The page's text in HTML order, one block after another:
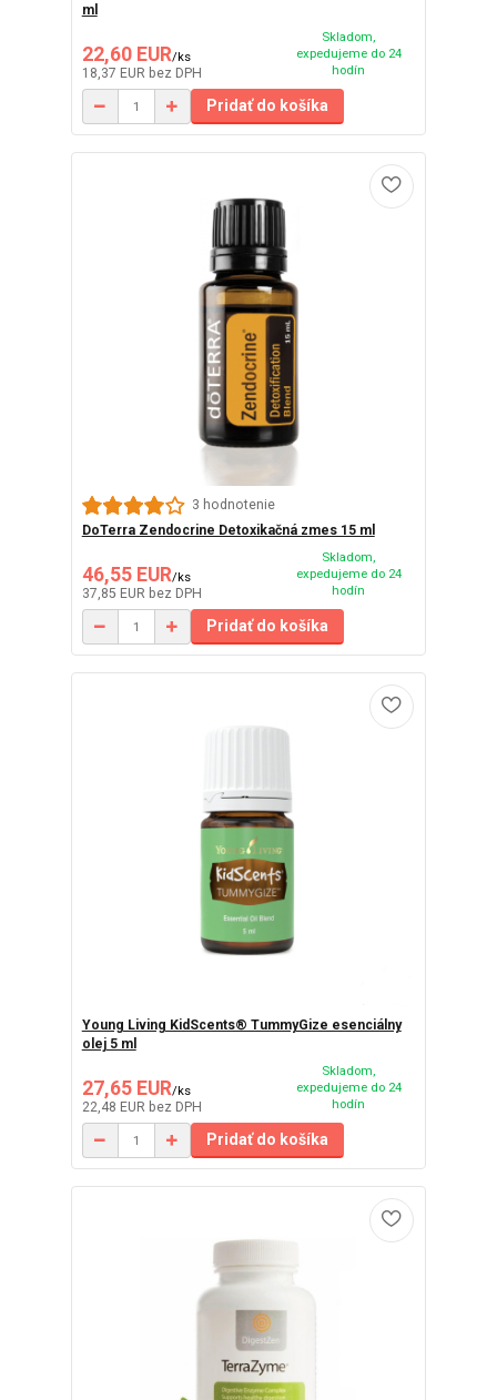
ml
22,60 EUR/ks
18,37 EUR bez DPH
Skladom,
expedujeme do 24
hodín
Pridať do košíka
3 hodnotenie
DoTerra Zendocrine Detoxikačná zmes 15 ml
46,55 EUR/ks
37,85 EUR bez DPH
Skladom,
expedujeme do 24
hodín
Pridať do košíka
Young Living KidScents® TummyGize esenciálny
olej 5 ml
27,65 EUR/ks
22,48 EUR bez DPH
Skladom,
expedujeme do 24
hodín
Pridať do košíka